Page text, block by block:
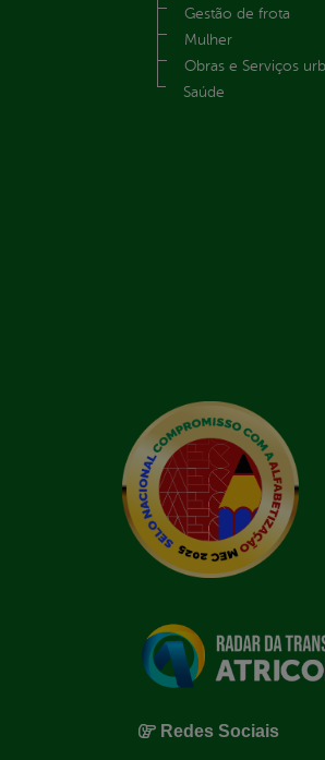
Gestão de frota
Mulher
Obras e Serviços
Saúde
Redes Sociais